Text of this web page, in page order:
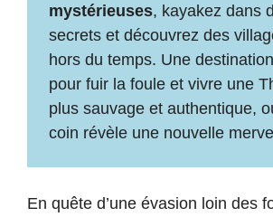
mystérieuses, kayakez dans
secrets et découvrez des
hors du temps. Une
pour fuir la foule et vivre une
plus sauvage et authentique,
coin révèle une nouvelle
En quête d’une évasion loin des